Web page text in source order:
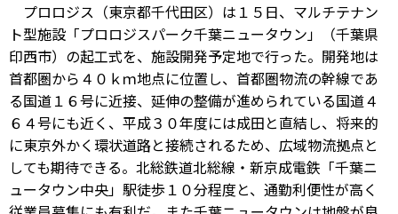
プロロジス（東京都千代田区）は１５日、マルチテナン
ト型施設「プロロジスパーク千葉ニュータウン」（千葉県
印西市）の起工式を、施設開発予定地で行った。開発地は
首都圏から４０ｋｍ地点に位置し、首都圏物流の幹線であ
る国道１６号に近接、延伸の整備が進められている国道４
６４号にも近く、平成３０年度には成田と直結し、将来的
に東京外かく環状道路と接続されるため、広域物流拠点と
しても期待できる。北総鉄道北総線・新京成電鉄「千葉ニ
ュータウン中央」駅徒歩１０分程度と、通勤利便性が高く